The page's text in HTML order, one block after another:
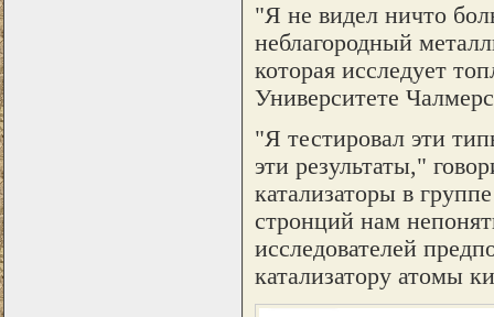
"Я не видел ничто
неблагородный
которая исследует
Университете
"Я тестировал эти
эти результаты,"
катализаторы в
стронций нам
исследователей
катализатору атомы